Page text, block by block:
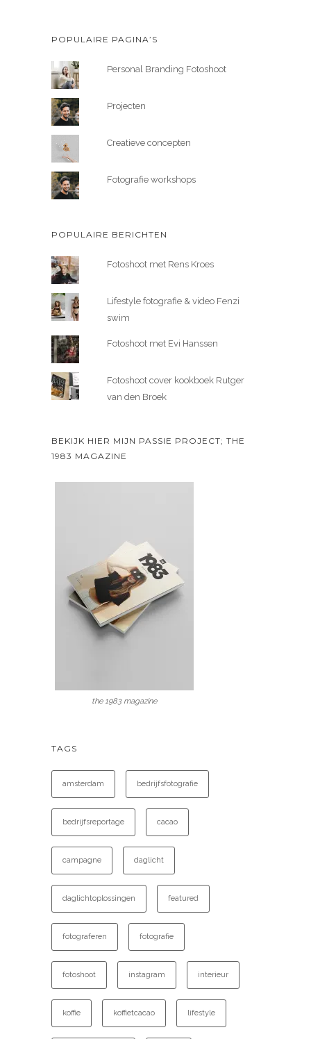
POPULAIRE PAGINA’S
Personal Branding Fotoshoot
Projecten
Creatieve concepten
Fotografie workshops
POPULAIRE BERICHTEN
Fotoshoot met Rens Kroes
Lifestyle fotografie & video Fenzi
swim
Fotoshoot met Evi Hanssen
Fotoshoot cover kookboek Rutger
van den Broek
BEKIJK HIER MIJN PASSIE PROJECT; THE
1983 MAGAZINE
the 1983 magazine
TAGS
amsterdam bedrijfsfotografie
bedrijfsreportage cacao
campagne daglicht
daglichtoplossingen featured
fotograferen fotografie
fotoshoot instagram interieur
koffie koffietcacao lifestyle